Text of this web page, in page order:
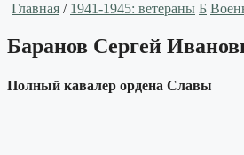
Главная / 1941-1945: ветераны Б
Баранов Сергей
Полный кавалер ордена Славы